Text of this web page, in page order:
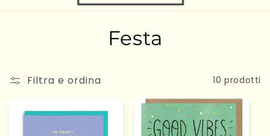
C
l
Festa
Filtra e ordina 10 prodotti